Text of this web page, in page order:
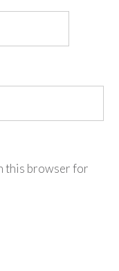
this browser for